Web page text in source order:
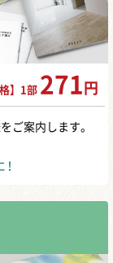
】1部 271 円
ご案内します。